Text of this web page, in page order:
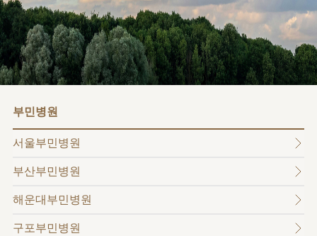
이사장소개
HI
HSS
글로벌
얼라이언스
연혁
조직도
오시는길
의료진
외래진료
후원안내
언론보도
건강토크
입찰공고
부민병원
40주년
역사관
센터
서울부민병원
부산부민병원
해운대부민병원
프레스티지
라이프케어센터
KOR
ENG
RUS
부민병원
서울부민병원
부산부민병원
해운대부민병원
구포부민병원